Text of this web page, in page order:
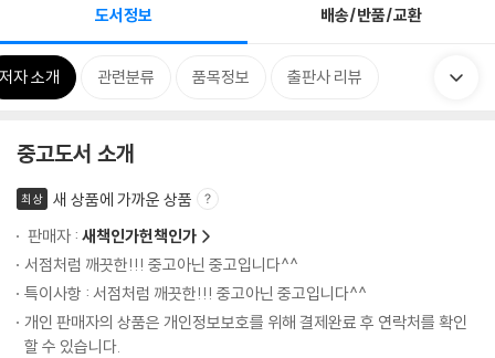
도서정보 배송/반품/교환
저자 소개 관련분류 품목정보 출판사 리뷰
중고도서 소개
최상
새 상품에 가까운 상품
판매자 : 새책인가헌책인가
서점처럼 깨끗한!!! 중고아닌 중고입니다^^
특이사항 : 서점처럼 깨끗한!!! 중고아닌 중고입니다^^
개인 판매자의 상품은 개인정보보호를 위해 결제완료 후 연락처를 확인
할 수 있습니다.